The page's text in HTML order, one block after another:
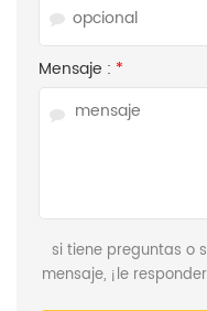
Mensaje : *
si tiene preguntas o
mensaje, ¡le